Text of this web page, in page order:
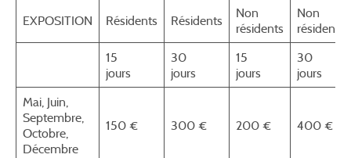
EXPOSITION Résidents Résidents
Non
résidents
Non
résidents
15
jours
30
jours
15
jours
30
jours
Mai, Juin,
Septembre,
Octobre,
Décembre
150 € 300 € 200 € 400 €